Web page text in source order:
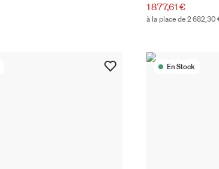
1 877,61 €
à la place de 2 682,30
En Stock